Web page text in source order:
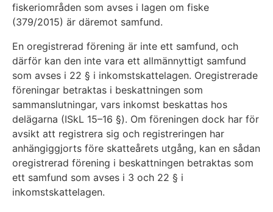
fiskeriområden som avses i lagen om fiske
(379/2015) är däremot samfund.
En oregistrerad förening är inte ett samfund, och
därför kan den inte vara ett allmännyttigt samfund
som avses i 22 § i inkomstskattelagen. Oregistrerade
föreningar betraktas i beskattningen som
sammanslutningar, vars inkomst beskattas hos
delägarna (ISkL 15–16 §). Om föreningen dock har för
avsikt att registrera sig och registreringen har
anhängiggjorts före skatteårets utgång, kan en sådan
oregistrerad förening i beskattningen betraktas som
ett samfund som avses i 3 och 22 § i
inkomstskattelagen.